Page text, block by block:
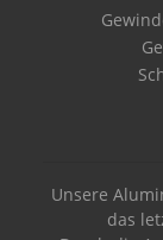
Unsere
das